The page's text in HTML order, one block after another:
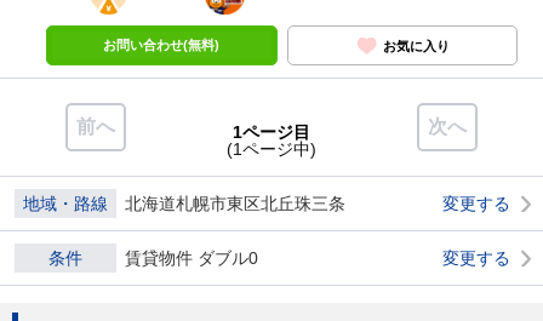
お問い合わせ(無料) お気に入り
前へ 次へ
1ページ目
(1ページ中)
地域・路線 北海道札幌市東区北丘珠三条 変更する
条件 賃貸物件 ダブル0 変更する